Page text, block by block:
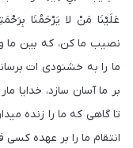
عَلَيْنَا مَنْ لا يَرْحَمُنَا
نصيب ما كن، كه بين ما
ما را به خشنودى ات
بر ما آسان سازد، خدايا
تا گاهى كه ما را زنده
انتقام ما را بر عهده كسى